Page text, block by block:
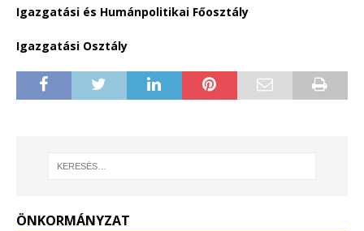
Igazgatási és Humánpolitikai Főosztály
Igazgatási Osztály
ÖNKORMÁNYZAT